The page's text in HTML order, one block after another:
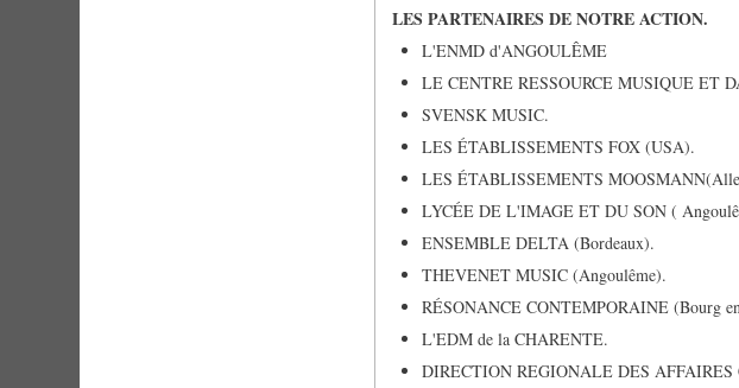
LES PARTENAIRES DE NOTRE ACTION.
L'ENMD d'ANGOULÊME
LE CENTRE RESSOURCE MUSIQUE ET
SVENSK MUSIC.
LES ÉTABLISSEMENTS FOX (USA).
LES ÉTABLISSEMENTS
LYCÉE DE L'IMAGE ET DU SON (
ENSEMBLE DELTA (Bordeaux).
THEVENET MUSIC (Angoulême).
RÉSONANCE CONTEMPORAINE (Bourg
L'EDM de la CHARENTE.
DIRECTION REGIONALE DES